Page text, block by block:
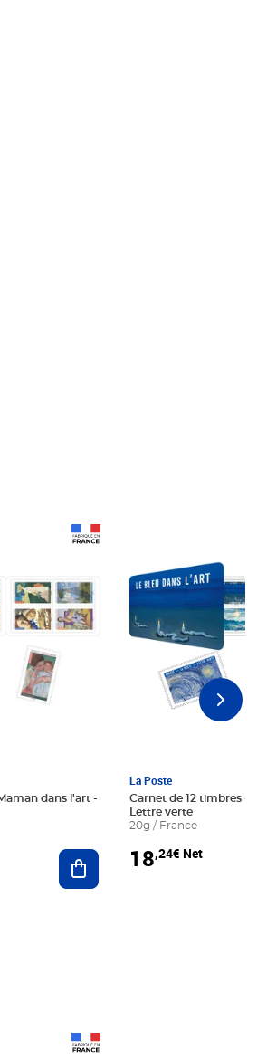
dans l'art -
Ajouter au panier
La Poste
Carnet de 12 timbres - Le
Lettre verte
20g / France
18,24€ Net